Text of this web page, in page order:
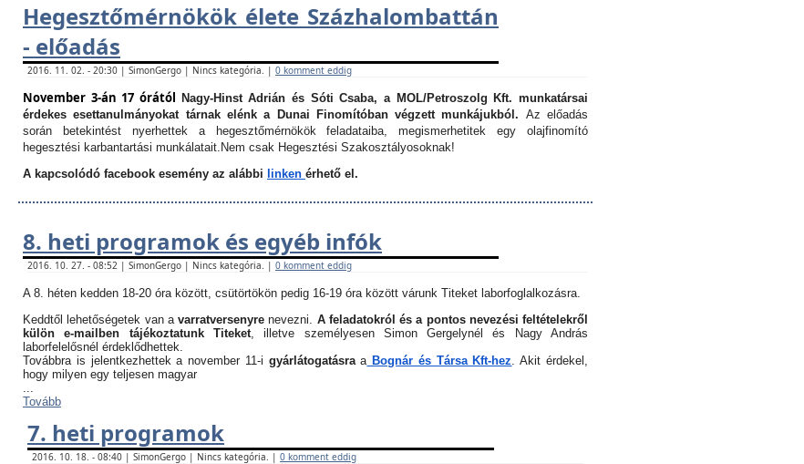
Hegesztőmérnökök élete Százhalombattán
- előadás
2016. 11. 02. - 20:30 | SimonGergo | Nincs kategória. | 0 komment eddig
November 3-án 17 órától Nagy-Hinst Adrián és Sóti Csaba, a MOL/Petroszolg Kft. munkatársai
érdekes esettanulmányokat tárnak elénk a Dunai Finomítóban végzett munkájukból. Az előadás
során betekintést nyerhettek a hegesztőmérnökök feladataiba, megismerhetitek egy olajfinomító
hegesztési karbantartási munkálatait. Nem csak Hegesztési Szakosztályosoknak!
A kapcsolódó facebook esemény az alábbi
linken érhető el.
8. heti programok és egyéb infók
2016. 10. 27. - 08:52 | SimonGergo | Nincs kategória. | 0 komment eddig
A 8. héten kedden 18-20 óra között, csütörtökön pedig 16-19 óra között várunk Titeket laborfoglalkozásra.
Keddtől lehetőségetek van a varratversenyrenevezni. A feladatokról és a pontos nevezési feltételekről
külön e-mailben tájékoztatunk Titeket, illetve személyesen Simon Gergelynél és Nagy András
laborfelelősnél érdeklődhettek.
Továbbra is jelentkezhettek a november 11-i gyárlátogatásraaBognár és Társa Kft-hez. Akit érdekel,
hogy milyen egy teljesen magyar
...
Tovább
7. heti programok
2016. 10. 18. - 08:40 | SimonGergo | Nincs kategória. | 0 komment eddig